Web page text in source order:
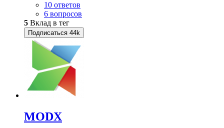
10 ответов
6 вопросов
5 Вклад в тег
Подписаться 44k
MODX